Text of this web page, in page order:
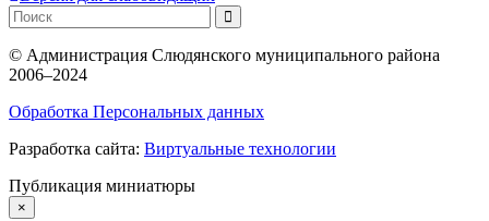
© Администрация Слюдянского муниципального района
2006–2024
Обработка Персональных данных
Разработка сайта: Виртуальные технологии
Публикация миниатюры
×